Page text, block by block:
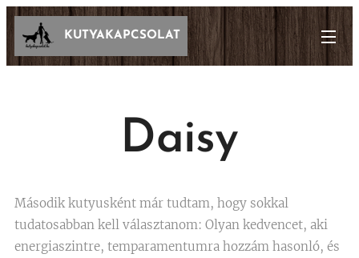
KUTYAKAPCSOLAT
Daisy
Második kutyusként már tudtam, hogy sokkal
tudatosabban kell választanom: Olyan kedvencet, aki
energiaszintre, temparamentumra hozzám hasonló, és